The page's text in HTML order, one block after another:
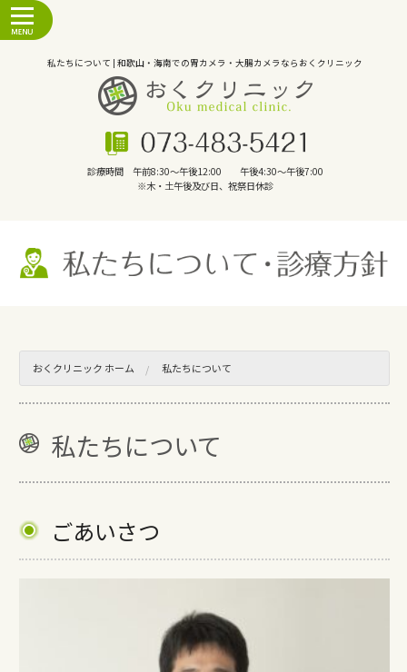
私たちについて | 和歌山・海南での胃カメラ・大腸カメラならおくクリニック
診療時間 午前8:30～午後12:00 午後4:30～午後7:00
※木・土午後及び日、祝祭日休診
おくクリニック ホーム 私たちについて
私たちについて
ごあいさつ